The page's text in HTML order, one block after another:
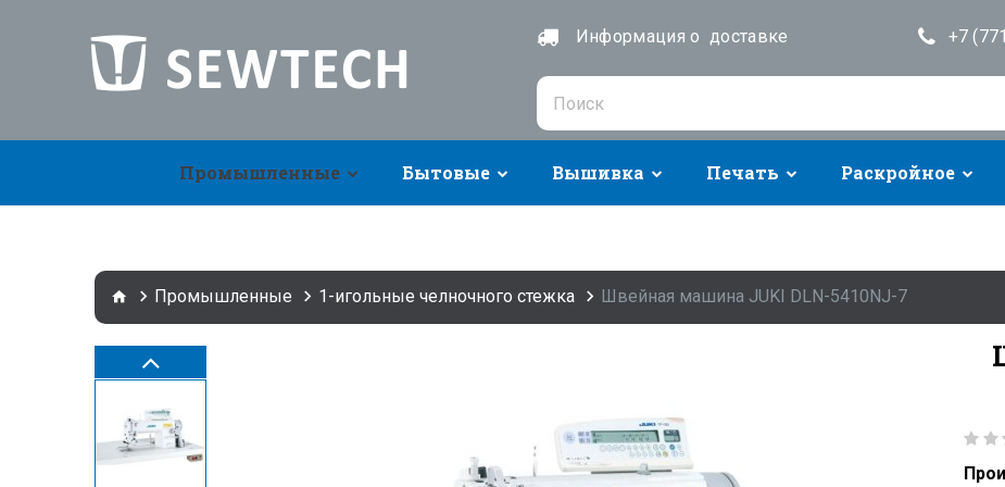
Информация о доставке +7
Промышленные Бытовые Вышивка Печать Раскройное
Промышленные 1-игольные челночного стежка Швейная машина JUKI DLN-5410NJ-7